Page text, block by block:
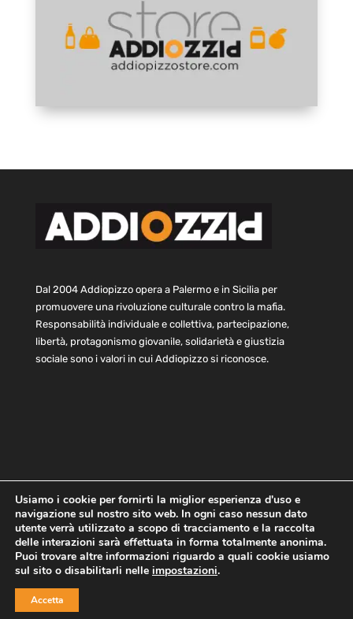
Dal 2004 Addiopizzo opera a Palermo e in Sicilia per
promuovere una rivoluzione culturale contro la mafia.
Responsabilità individuale e collettiva, partecipazione,
libertà, protagonismo giovanile, solidarietà e giustizia
sociale sono i valori in cui Addiopizzo si riconosce.
Home Statuto e bilancio
Contatti
Privacy
Cookie Child Protection Policy
Copyright © 2021 AddioPizzo | Tutti i diritti riservati | Sede
Usiamo i cookie per fornirti la miglior esperienza d'uso e
navigazione sul nostro sito web. In ogni caso nessun dato
utente verrà utilizzato a scopo di tracciamento e la raccolta
delle interazioni sarà effettuata in forma totalmente anonima.
Puoi trovare altre informazioni riguardo a quali cookie usiamo
sul sito o disabilitarli nelle impostazioni.
Accetta